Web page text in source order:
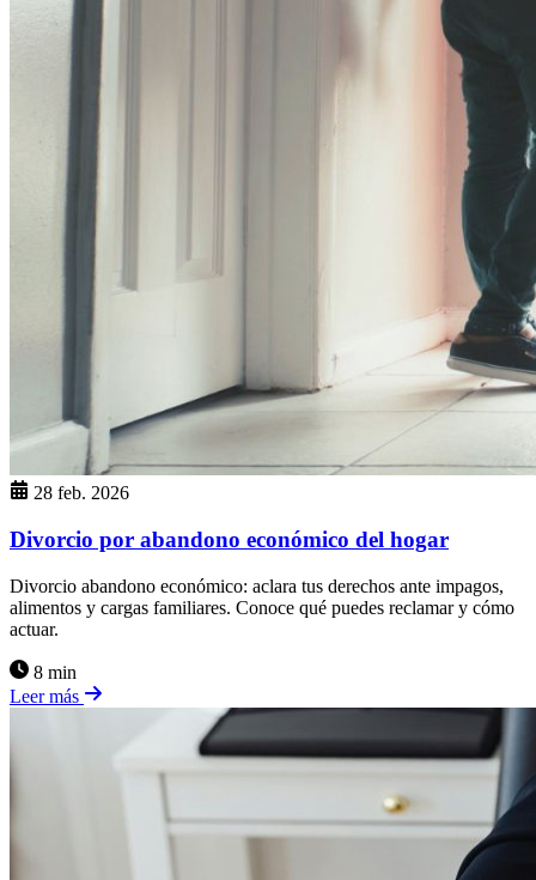
28 feb. 2026
Divorcio por abandono económico del hogar
Divorcio abandono económico: aclara tus derechos ante impagos,
alimentos y cargas familiares. Conoce qué puedes reclamar y cómo
actuar.
8 min
Leer más